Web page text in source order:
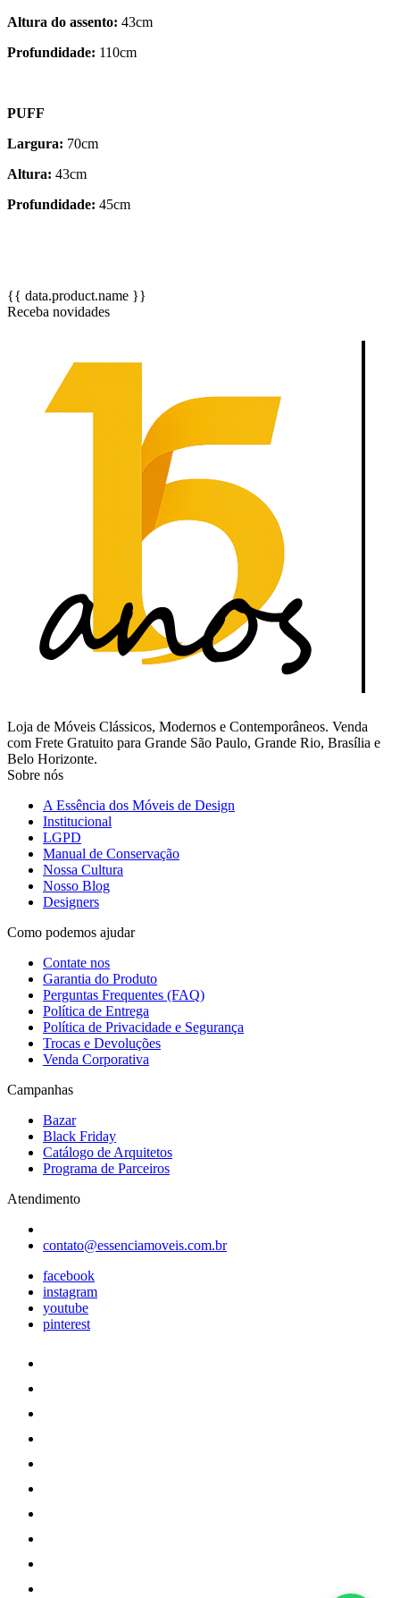
Altura do assento: 43cm
Profundidade: 110cm
PUFF
Largura: 70cm
Altura: 43cm
Profundidade: 45cm
{{ data.product.name }}
Receba novidades
Loja de Móveis Clássicos, Modernos e Contemporâneos. Venda
com Frete Gratuito para Grande São Paulo, Grande Rio, Brasília e
Belo Horizonte.
Sobre nós
A Essência dos Móveis de Design
Institucional
LGPD
Manual de Conservação
Nossa Cultura
Nosso Blog
Designers
Como podemos ajudar
Contate nos
Garantia do Produto
Perguntas Frequentes (FAQ)
Política de Entrega
Política de Privacidade e Segurança
Trocas e Devoluções
Venda Corporativa
Campanhas
Bazar
Black Friday
Catálogo de Arquitetos
Programa de Parceiros
Atendimento
contato@essenciamoveis.com.br
facebook
instagram
youtube
pinterest